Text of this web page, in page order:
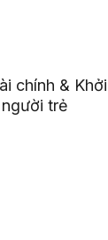
chính &
trẻ